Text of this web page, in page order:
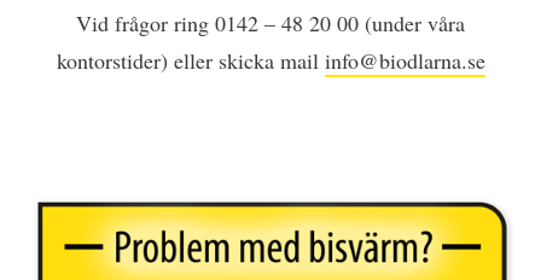
Vid frågor ring 0142 – 48 20 00 (under våra
kontorstider) eller skicka mail info@biodlarna.se